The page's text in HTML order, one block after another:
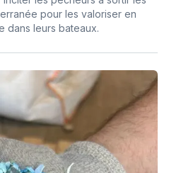
pour les valoriser en
dans leurs bateaux.